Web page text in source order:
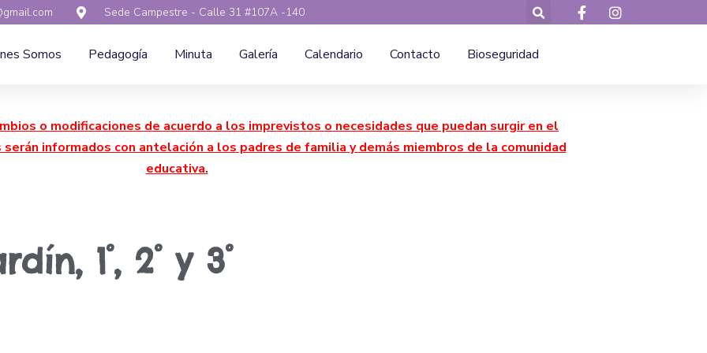
Sede Campestre - Calle 31 #107A -140
Somos Pedagogía Minuta Galería Calendario Contacto Bioseguridad
o modificaciones de acuerdo a los imprevistos o necesidades que puedan surgir en el
informados con antelación a los padres de familia y demás miembros de la comunidad
educativa.
1°, 2° y 3°